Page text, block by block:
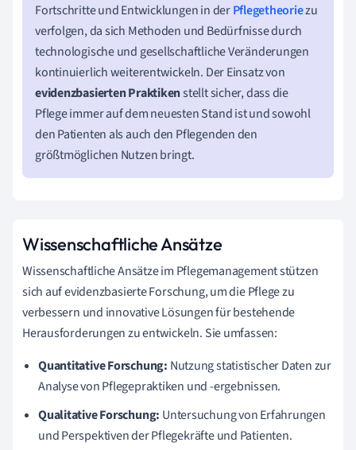
Fortschritte und Entwicklungen in derPflegetheoriezu
verfolgen, da sich Methoden und Bedürfnisse durch
technologische und gesellschaftliche Veränderungen
kontinuierlich weiterentwickeln. Der Einsatz von
evidenzbasierten Praktikenstellt sicher, dass die
Pflege immer auf dem neuesten Stand ist und sowohl
den Patienten als auch den Pflegenden den
größtmöglichen Nutzen bringt.
Wissenschaftliche Ansätze
Wissenschaftliche Ansätze im Pflegemanagement stützen
sich auf evidenzbasierte Forschung, um die Pflege zu
verbessern und innovative Lösungen für bestehende
Herausforderungen zu entwickeln. Sie umfassen:
Quantitative Forschung: Nutzung statistischer Daten zur
Analyse von Pflegepraktiken und -ergebnissen.
Qualitative Forschung: Untersuchung von Erfahrungen
und Perspektiven der Pflegekräfte und Patienten.